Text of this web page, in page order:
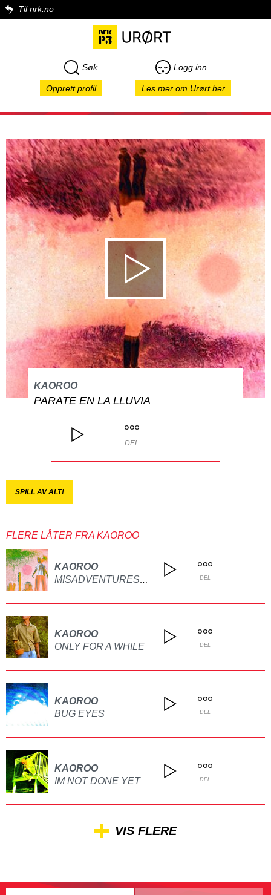
Til nrk.no
Søk Logg inn
Opprett profil Les mer om Urørt her
KAOROO
PARATE EN LA LLUVIA
DEL
SPILL AV ALT!
FLERE LÅTER FRA KAOROO
KAOROO
MISADVENTURES OF A LOVE CHILD DEL
KAOROO
ONLY FOR A WHILE
DEL
KAOROO
BUG EYES
DEL
KAOROO
IM NOT DONE YET
DEL
VIS FLERE